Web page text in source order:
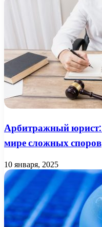
Арбитражный
мире сложных споров
10 января, 2025